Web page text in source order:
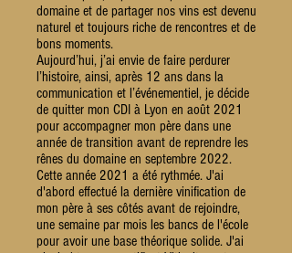
domaine et de partager nos vins est devenu
naturel et toujours riche de rencontres et de
bons moments.
Aujourd’hui, j’ai envie de faire perdurer
l’histoire, ainsi, après 12 ans dans la
communication et l’événementiel, je décide
de quitter mon CDI à Lyon en août 2021
pour accompagner mon père dans une
année de transition avant de reprendre les
rênes du domaine en septembre 2022.
Cette année 2021 a été rythmée. J'ai
d'abord effectué la dernière vinification de
mon père à ses côtés avant de rejoindre,
une semaine par mois les bancs de l'école
pour avoir une base théorique solide. J'ai